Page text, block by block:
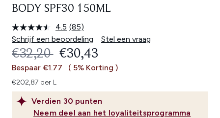
BODY SPF30 150ML
4.5 Lees
85
beoordelingen.
Dezelfde
paginalink.
(85)
Schrijf een beoordeling
Stel een vraag
Verdien 30 punten
Neem deel aan het loyaliteitsprogramma
RECOMMENDED RETAIL PRICE:
€32,20 HUIDIGE PRIJS:
€30,43
Bespaar €1.77 ( 5% Korting )
€202,87 per L